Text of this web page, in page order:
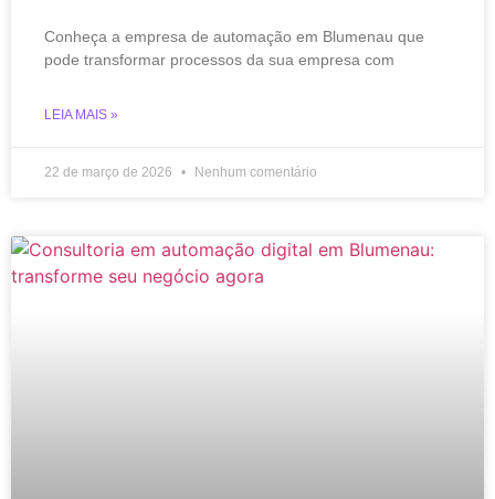
Conheça a empresa de automação em Blumenau que
pode transformar processos da sua empresa com
LEIA MAIS »
22 de março de 2026 Nenhum comentário